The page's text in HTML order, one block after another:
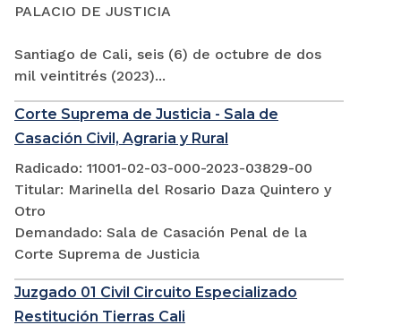
PALACIO DE JUSTICIA
Santiago de Cali, seis (6) de octubre de dos
mil veintitrés (2023)...
Corte Suprema de Justicia - Sala de
Casación Civil, Agraria y Rural
Radicado: 11001-02-03-000-2023-03829-00
Titular: Marinella del Rosario Daza Quintero y
Otro
Demandado: Sala de Casación Penal de la
Corte Suprema de Justicia
Juzgado 01 Civil Circuito Especializado
Restitución Tierras Cali